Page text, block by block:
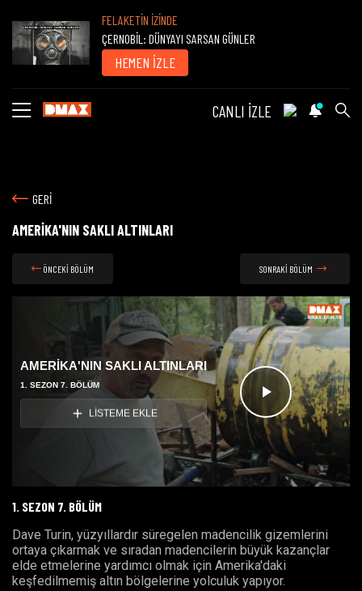
FELAKETİN İZİNDE
ÇERNOBİL: DÜNYAYI SARSAN GÜNLER
HEMEN İZLE
CANLI İZLE
GERİ
AMERİKA'NIN SAKLI ALTINLARI
ÖNCEKİ BÖLÜM SONRAKİ BÖLÜM
Videoyu
Oynat
AMERİKA'NIN SAKLI ALTINLARI
1. SEZON 7. BÖLÜM
LİSTEME EKLE
1. SEZON 7. BÖLÜM
Dave Turin, yüzyıllardır süregelen madencilik gizemlerini
ortaya çıkarmak ve sıradan madencilerin büyük kazançlar
elde etmelerine yardımcı olmak için Amerika'daki
keşfedilmemiş altın bölgelerine yolculuk yapıyor.